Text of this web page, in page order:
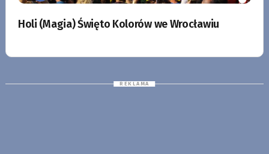
Holi (Magia) Święto Kolorów we Wrocławiu